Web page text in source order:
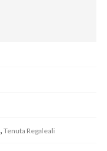
, Tenuta Regaleali